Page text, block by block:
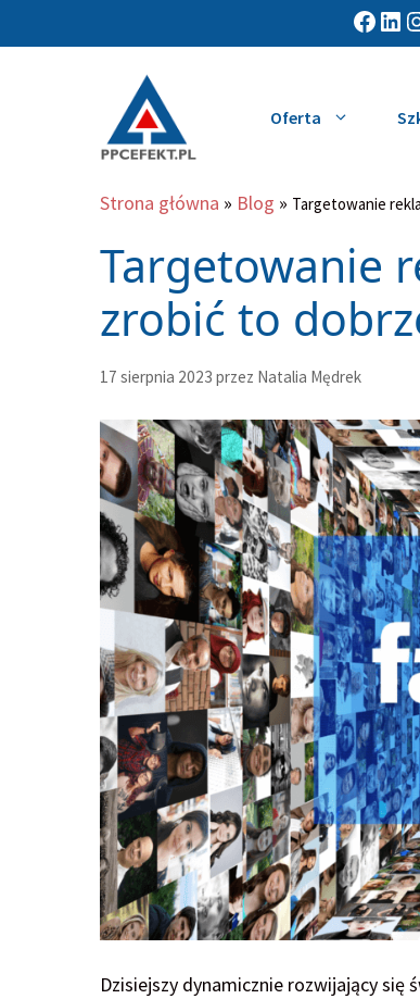
do
Facebook LinkedIn Instagram
Oferta
Strona główna » Blog » Targetowanie
Targetowanie
zrobić to
17 sierpnia 2023 przez Natalia Mędrek
Dzisiejszy dynamicznie rozwijający